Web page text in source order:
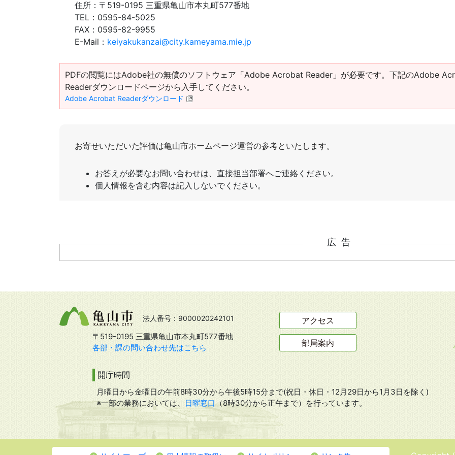
住所： 〒519-0195 三重県亀山市本丸町577番地
TEL： 0595-84-5025
FAX： 0595-82-9955
E-Mail： keiyakukanzai@city.kameyama.mie.jp
PDFの閲覧にはAdobe社の無償のソフトウェア「Adobe Acrobat Reader」が必要です。下記のAdobe
Readerダウンロードページから入手してください。
Adobe Acrobat Readerダウンロード
広告
法人番号：9000020242101
〒519-0195 三重県亀山市本丸町577番地
各部・課の問い合わせ先はこちら
アクセス
部局案内
開庁時間
月曜日から金曜日の午前8時30分から午後5時15分まで(祝日・休日・12月29日から1月3日を除く)
※一部の業務においては、
日曜窓口（8時30分から正午まで）を行っています。